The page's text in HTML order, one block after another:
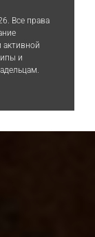
Все права
активной
и